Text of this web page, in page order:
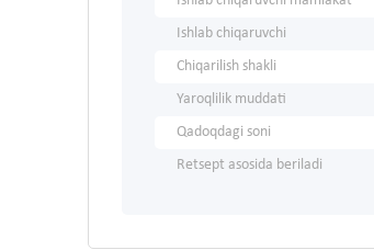
Ishlab chiqaruvchi
Chiqarilish shakli
Yaroqlilik muddati
Qadoqdagi soni
Retsept asosida beriladi